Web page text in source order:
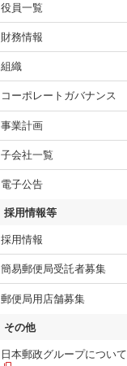
役員一覧
財務情報
組織
コーポレートガバナンス
事業計画
子会社一覧
電子公告
採用情報等
採用情報
簡易郵便局受託者募集
郵便局用店舗募集
その他
日本郵政グループについて